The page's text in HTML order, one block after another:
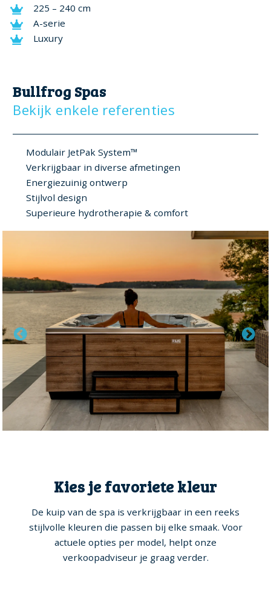
225 – 240 cm
A-serie
Luxury
Bullfrog Spas
Bekijk enkele referenties
Modulair JetPak System™
Verkrijgbaar in diverse afmetingen
Energiezuinig ontwerp
Stijlvol design
Superieure hydrotherapie & comfort
Kies je favoriete kleur
De kuip van de spa is verkrijgbaar in een reeks
stijlvolle kleuren die passen bij elke smaak. Voor
actuele opties per model, helpt onze
verkoopadviseur je graag verder.